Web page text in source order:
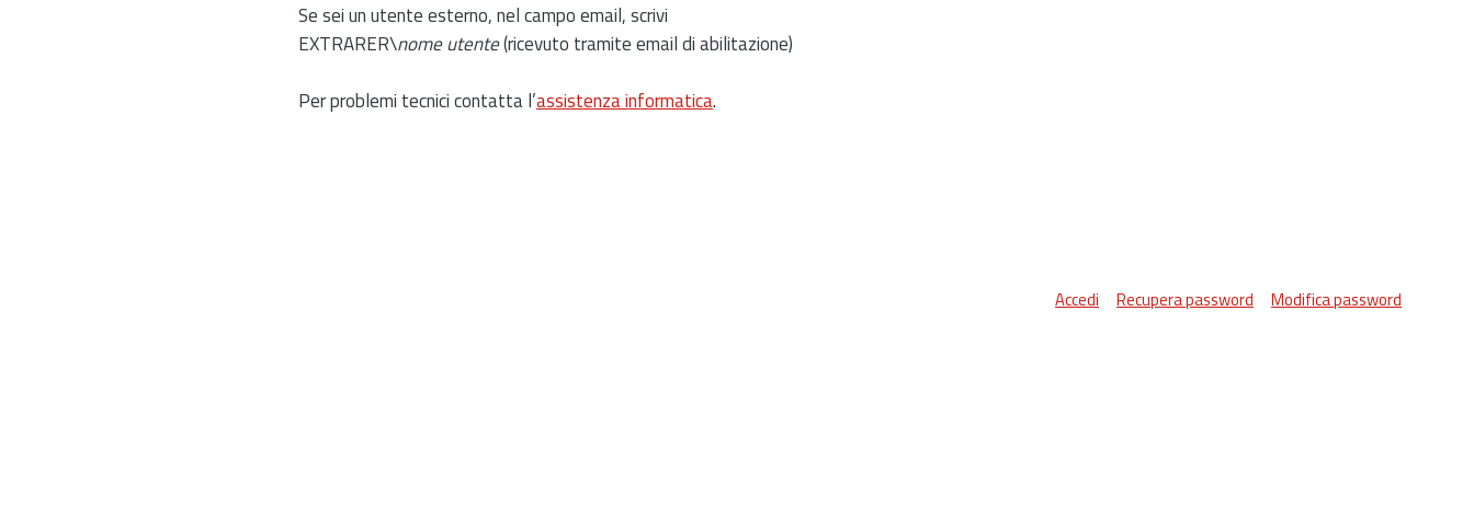
Se sei un utente esterno, nel campo email, scrivi
EXTRARER\nome utente(ricevuto tramite email di abilitazione)
Per problemi tecnici contatta l’assistenza informatica.
Accedi Recupera password Modifica password